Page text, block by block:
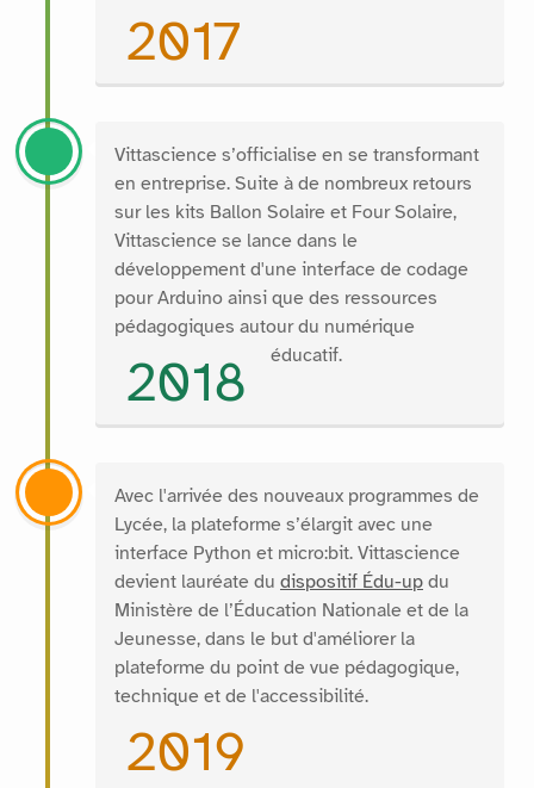
2017
Vittascience s’officialise en se transformant
en entreprise. Suite à de nombreux retours
sur les kits Ballon Solaire et Four Solaire,
Vittascience se lance dans le
développement d'une interface de codage
pour Arduino ainsi que des ressources
pédagogiques autour du numérique
éducatif.
2018
Avec l'arrivée des nouveaux programmes de
Lycée, la plateforme s’élargit avec une
interface Python et micro:bit. Vittascience
devient lauréate du dispositif Édu-up du
Ministère de l’Éducation Nationale et de la
Jeunesse, dans le but d'améliorer la
plateforme du point de vue pédagogique,
technique et de l'accessibilité.
2019